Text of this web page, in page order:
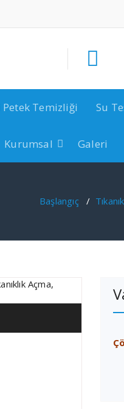
Temizliği Su
Kurumsal Galeri
Başlangıç/